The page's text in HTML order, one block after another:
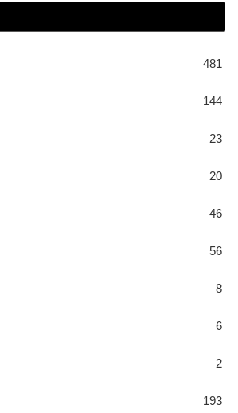
481
144
23
20
46
56
8
6
2
193